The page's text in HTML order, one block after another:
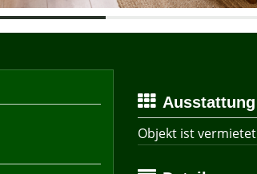
Ausstattung
Objekt ist vermietet